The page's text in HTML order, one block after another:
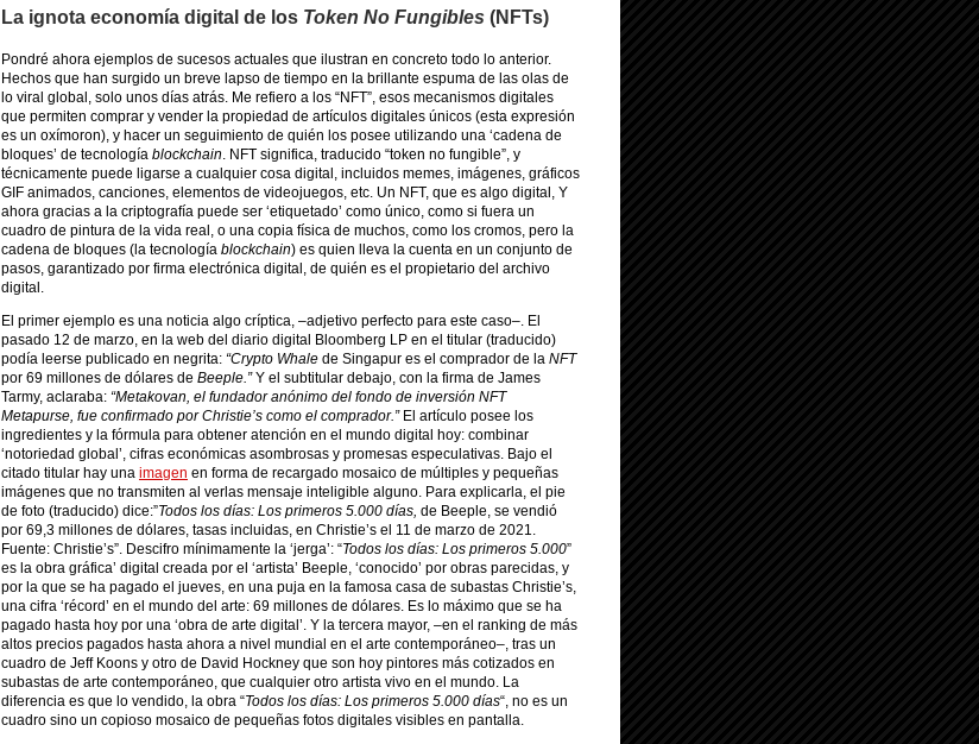
La ignota economía digital de los Token No Fungibles (NFTs)
Pondré ahora ejemplos de sucesos actuales que ilustran en concreto todo lo anterior.
Hechos que han surgido un breve lapso de tiempo en la brillante espuma de las olas de
lo viral global, solo unos días atrás. Me refiero a los “NFT”, esos mecanismos digitales
que permiten comprar y vender la propiedad de artículos digitales únicos (esta expresión
es un oxímoron), y hacer un seguimiento de quién los posee utilizando una ‘cadena de
bloques’ de tecnología blockchain. NFT significa, traducido “token no fungible”, y
técnicamente puede ligarse a cualquier cosa digital, incluidos memes, imágenes, gráficos
GIF animados, canciones, elementos de videojuegos, etc. Un NFT, que es algo digital, Y
ahora gracias a la criptografía puede ser ‘etiquetado’ como único, como si fuera un
cuadro de pintura de la vida real, o una copia física de muchos, como los cromos, pero la
cadena de bloques (la tecnología blockchain) es quien lleva la cuenta en un conjunto de
pasos, garantizado por firma electrónica digital, de quién es el propietario del archivo
digital.
El primer ejemplo es una noticia algo críptica, –adjetivo perfecto para este caso–. El
pasado 12 de marzo, en la web del diario digital Bloomberg LP en el titular (traducido)
podía leerse publicado en negrita: “Crypto Whale de Singapur es el comprador de la NFT
por 69 millones de dólares de Beeple.”Y el subtitular debajo, con la firma de James
Tarmy, aclaraba: “Metakovan, el fundador anónimo del fondo de inversión NFT
Metapurse, fue confirmado por Christie’s como el comprador.”El artículo posee los
ingredientes y la fórmula para obtener atención en el mundo digital hoy: combinar
‘notoriedad global’, cifras económicas asombrosas y promesas especulativas. Bajo el
citado titular hay una imagen en forma de recargado mosaico de múltiples y pequeñas
imágenes que no transmiten al verlas mensaje inteligible alguno. Para explicarla, el pie
de foto (traducido) dice:”Todos los días: Los primeros 5.000 días, de Beeple, se vendió
por 69,3 millones de dólares, tasas incluidas, en Christie’s el 11 de marzo de 2021.
Fuente: Christie’s”. Descifro mínimamente la ‘jerga’: “Todos los días: Los primeros 5.000”
es la obra gráfica’ digital creada por el ‘artista’ Beeple, ‘conocido’ por obras parecidas, y
por la que se ha pagado el jueves, en una puja en la famosa casa de subastas Christie’s,
una cifra ‘récord’ en el mundo del arte: 69 millones de dólares. Es lo máximo que se ha
pagado hasta hoy por una ‘obra de arte digital’. Y la tercera mayor, –en el ranking de más
altos precios pagados hasta ahora a nivel mundial en el arte contemporáneo–, tras un
cuadro de Jeff Koons y otro de David Hockney que son hoy pintores más cotizados en
subastas de arte contemporáneo, que cualquier otro artista vivo en el mundo. La
diferencia es que lo vendido, la obra “Todos los días: Los primeros 5.000 días“, no es un
cuadro sino un copioso mosaico de pequeñas fotos digitales visibles en pantalla.